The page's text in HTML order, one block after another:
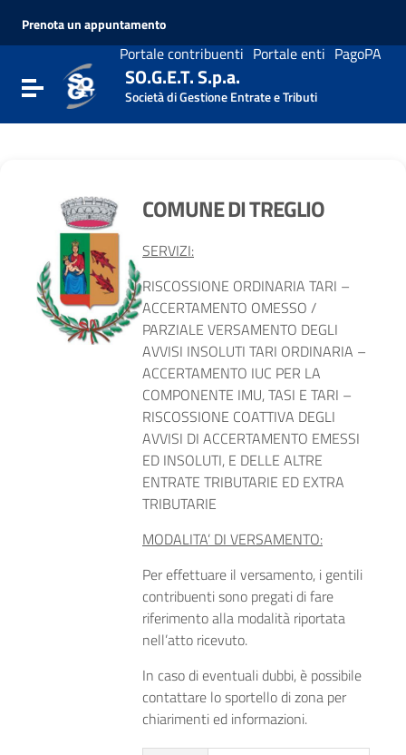
Vai al menu di navigazione
Prenota un appuntamento
Portale contribuenti Portale enti PagoPA
Attiva / disattiva la navigazione
SO.G.E.T. S.p.a.
Società di Gestione Entrate e Tributi
COMUNE DI TREGLIO
SERVIZI:
RISCOSSIONE ORDINARIA TARI –
ACCERTAMENTO OMESSO /
PARZIALE VERSAMENTO DEGLI
AVVISI INSOLUTI TARI ORDINARIA –
ACCERTAMENTO IUC PER LA
COMPONENTE IMU, TASI E TARI –
RISCOSSIONE COATTIVA DEGLI
AVVISI DI ACCERTAMENTO EMESSI
ED INSOLUTI, E DELLE ALTRE
ENTRATE TRIBUTARIE ED EXTRA
TRIBUTARIE
MODALITA’ DI VERSAMENTO:
Per effettuare il versamento, i gentili
contribuenti sono pregati di fare
riferimento alla modalità riportata
nell’atto ricevuto.
In caso di eventuali dubbi, è possibile
contattare lo sportello di zona per
chiarimenti ed informazioni.